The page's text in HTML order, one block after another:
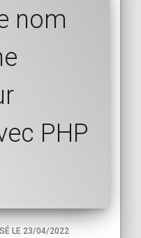
nom
PHP
LE 23/04/2022